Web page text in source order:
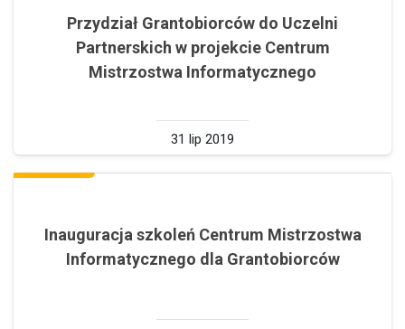
Przydział Grantobiorców do Uczelni
Partnerskich w projekcie Centrum
Mistrzostwa Informatycznego
31 lip 2019
Inauguracja szkoleń Centrum Mistrzostwa
Informatycznego dla Grantobiorców